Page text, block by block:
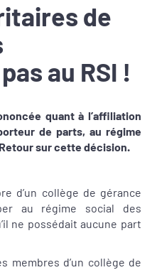
de
au RSI !
quant à l’affiliation
de parts, au régime
sur cette décision.
d’un collège de gérance
au régime social des
ne possédait aucune part
membres d’un collège de